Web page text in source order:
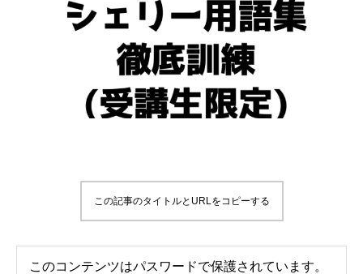
この記事のタイトルとURLをコピーする
このコンテンツはパスワードで保護されています。